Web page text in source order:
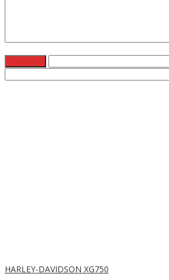
HARLEY-DAVIDSON XG750